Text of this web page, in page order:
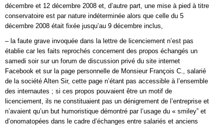
décembre et 12 décembre 2008 et, d’autre part, une mise à pied à titre
conservatoire est par nature indéterminée alors que celle du 5
décembre 2008 était fixée jusqu’au 9 décembre inclus,
– la faute grave invoquée dans la lettre de licenciement n’est pas
établie car les faits reprochés concernent des propos échangés un
samedi soir sur un forum de discussion privé du site internet
Facebook et sur la page personnelle de Monsieur François C., salarié
de la société Alten Sir, cette page n’étant pas accessible à l’ensemble
des internautes ; si ces propos pouvaient être un motif de
licenciement, ils ne constituaient pas un dénigrement de l’entreprise et
n’avaient qu’un but humoristique démontré par l’usage du « smiley” et
d’onomatopées dans le cadre d’échanges entre salariés et anciens